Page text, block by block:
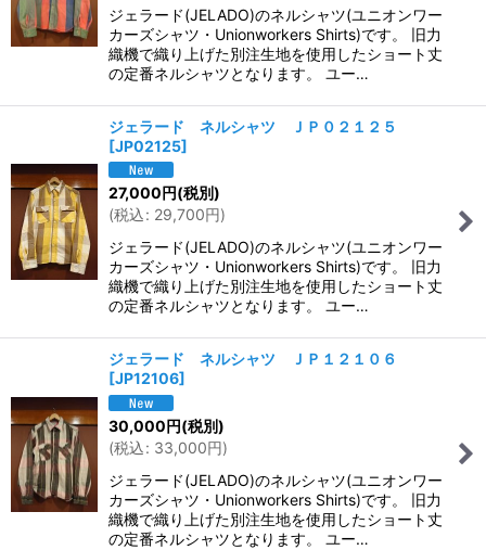
ジェラード(JELADO)のネルシャツ(ユニオンワー
カーズシャツ・Unionworkers Shirts)です。 旧力
織機で織り上げた別注生地を使用したショート丈
の定番ネルシャツとなります。 ユー…
ジェラード ネルシャツ ＪＰ０２１２５
[JP02125]
27,000円(税別)
(税込: 29,700円)
ジェラード(JELADO)のネルシャツ(ユニオンワー
カーズシャツ・Unionworkers Shirts)です。 旧力
織機で織り上げた別注生地を使用したショート丈
の定番ネルシャツとなります。 ユー…
ジェラード ネルシャツ ＪＰ１２１０６
[JP12106]
30,000円(税別)
(税込: 33,000円)
ジェラード(JELADO)のネルシャツ(ユニオンワー
カーズシャツ・Unionworkers Shirts)です。 旧力
織機で織り上げた別注生地を使用したショート丈
の定番ネルシャツとなります。 ユー…